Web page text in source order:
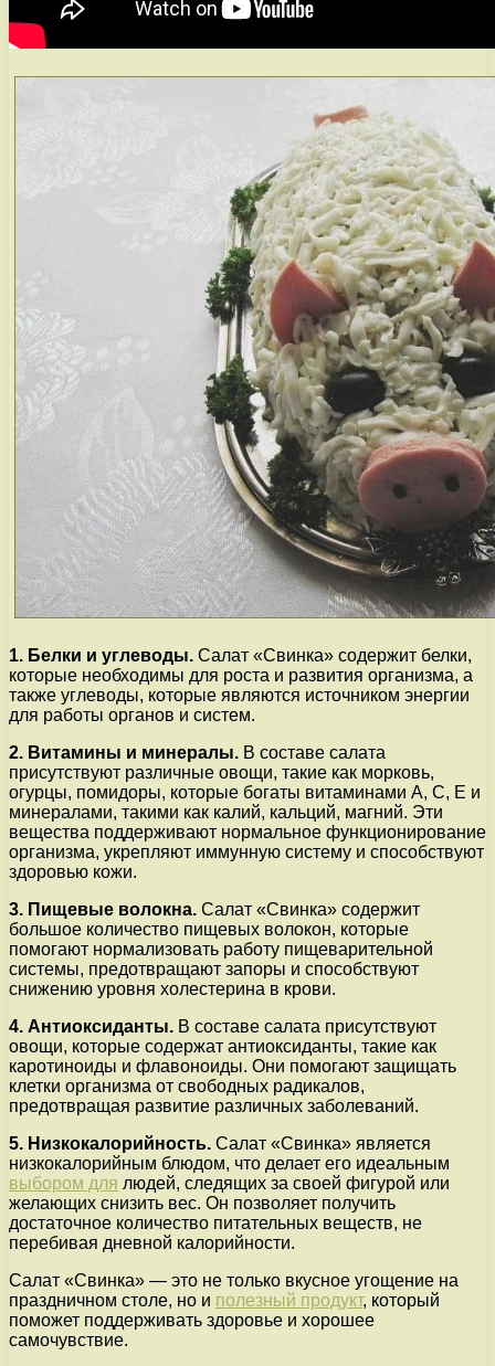
1. Белки и углеводы. Салат «Свинка» содержит белки,
которые необходимы для роста и развития организма, а
также углеводы, которые являются источником энергии
для работы органов и систем.
2. Витамины и минералы. В составе салата
присутствуют различные овощи, такие как морковь,
огурцы, помидоры, которые богаты витаминами А, С, Е и
минералами, такими как калий, кальций, магний. Эти
вещества поддерживают нормальное функционирование
организма, укрепляют иммунную систему и способствуют
здоровью кожи.
3. Пищевые волокна. Салат «Свинка» содержит
большое количество пищевых волокон, которые
помогают нормализовать работу пищеварительной
системы, предотвращают запоры и способствуют
снижению уровня холестерина в крови.
4. Антиоксиданты. В составе салата присутствуют
овощи, которые содержат антиоксиданты, такие как
каротиноиды и флавоноиды. Они помогают защищать
клетки организма от свободных радикалов,
предотвращая развитие различных заболеваний.
5. Низкокалорийность. Салат «Свинка» является
низкокалорийным блюдом, что делает его идеальным
выбором для людей, следящих за своей фигурой или
желающих снизить вес. Он позволяет получить
достаточное количество питательных веществ, не
перебивая дневной калорийности.
Салат «Свинка» — это не только вкусное угощение на
праздничном столе, но и полезный продукт, который
поможет поддерживать здоровье и хорошее
самочувствие.